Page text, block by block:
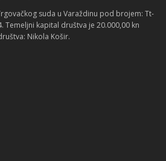
suda u Varaždinu pod brojem: Tt-
Temeljni kapital društva je 20.000,00 kn
Nikola Košir.